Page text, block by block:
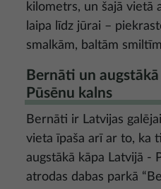
kilometrs, un šajā vietā
laipa līdz jūrai –
smalkām, baltām
Bernāti un
Pūsēnu kalns
Bernāti ir Latvijas
vieta īpaša arī ar to, ka
augstākā kāpa Latvijā -
atrodas dabas parkā